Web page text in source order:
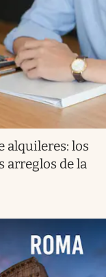
alquileres: los
arreglos de la